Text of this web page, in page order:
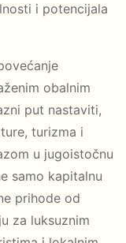
i potencijala
obalnim
put nastaviti,
turizma i
u jugoistočnu
samo kapitalnu
prihode od
za luksuznim